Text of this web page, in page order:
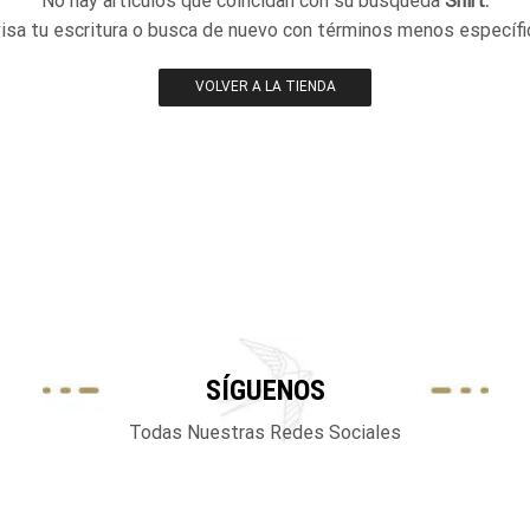
tu escritura o busca de nuevo con términos menos
VOLVER A LA TIENDA
SÍGUENOS
Todas Nuestras Redes Sociales